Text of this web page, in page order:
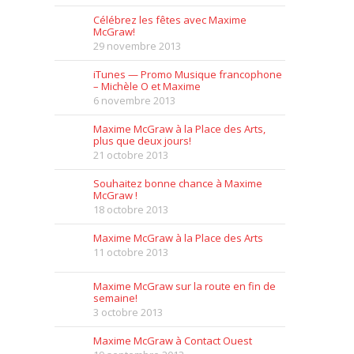
Célébrez les fêtes avec Maxime
McGraw!
29 novembre 2013
iTunes — Promo Musique francophone
– Michèle O et Maxime
6 novembre 2013
Maxime McGraw à la Place des Arts,
plus que deux jours!
21 octobre 2013
Souhaitez bonne chance à Maxime
McGraw !
18 octobre 2013
Maxime McGraw à la Place des Arts
11 octobre 2013
Maxime McGraw sur la route en fin de
semaine!
3 octobre 2013
Maxime McGraw à Contact Ouest